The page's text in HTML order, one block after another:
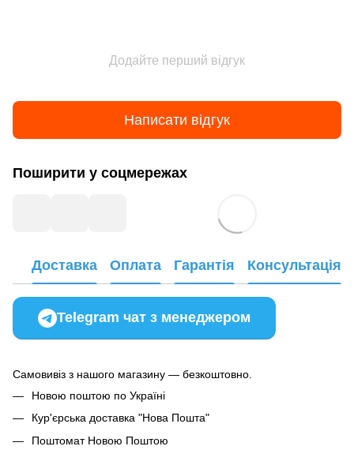
Додайте перший відгук
Написати відгук
Поширити у соцмережах
Доставка Оплата Гарантія Консультація
Telegram чат з менеджером
Самовивіз з нашого магазину — безкоштовно.
Новою поштою по Україні
Кур'єрська доставка "Нова Пошта"
Поштомат Новою Поштою